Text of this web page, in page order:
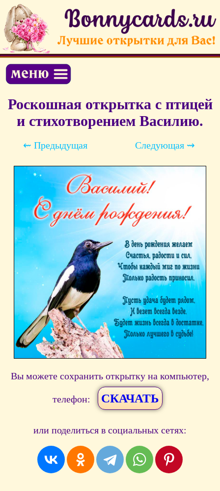
Роскошная открытка с птицей
и стихотворением Василию.
⇜ Предыдущая Следующая ⇝
Вы можете сохранить открытку на компьютер,
телефон: СКАЧАТЬ
или поделиться в социальных сетях: